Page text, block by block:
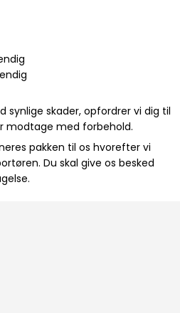
synlige skader, opfordrer vi dig til
med forbehold.
pakken til os hvorefter vi
Du skal give os besked